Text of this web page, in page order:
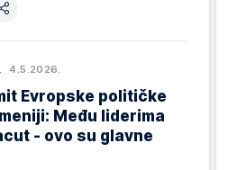
4.5.2026.
Evropske političke
Među liderima
- ovo su glavne